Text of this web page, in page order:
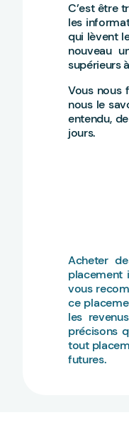
C’est être
les
qui lèvent
nouveau
supérieurs
Vous nous
nous le
entendu,
jours.
Acheter
placement
vous
ce
les
précisons
tout
futures.